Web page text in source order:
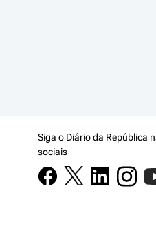
Siga o Diário da República
sociais